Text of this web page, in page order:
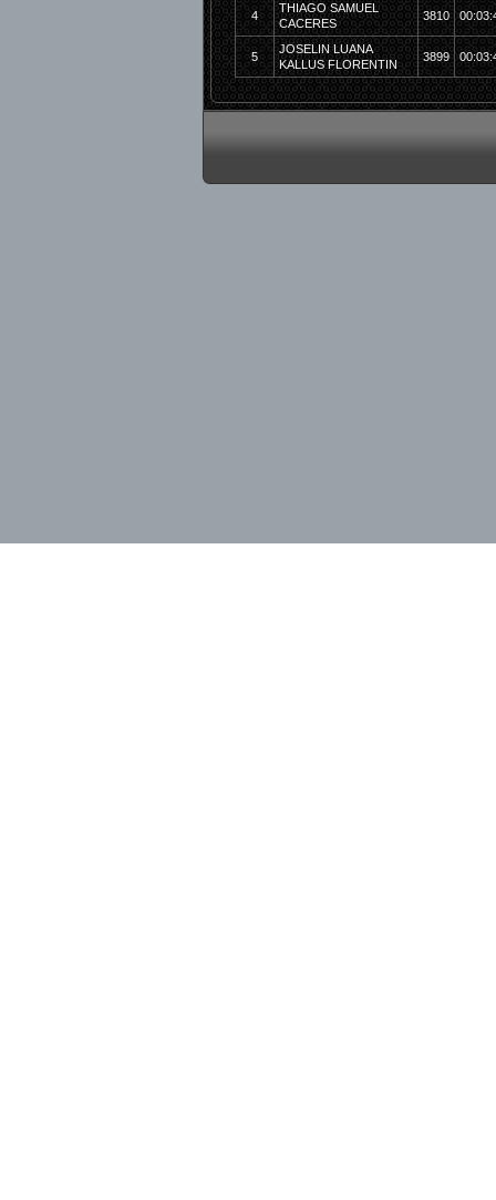
4
THIAGO SAMUEL
CACERES
3810
5
JOSELIN LUANA
KALLUS FLORENTIN
3899